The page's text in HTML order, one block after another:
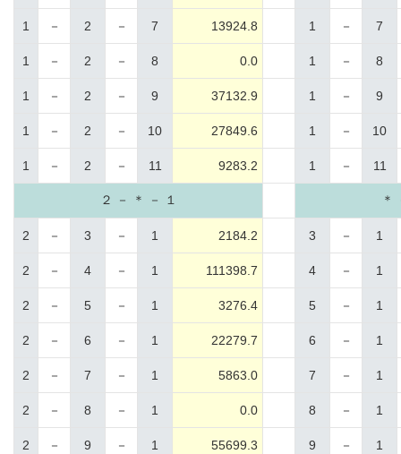
1 － 2 － 7 13924.8 1 － 7
1 － 2 － 8 0.0 1 － 8
1 － 2 － 9 37132.9 1 － 9
1 － 2 － 10 27849.6 1 － 10
1 － 2 － 11 9283.2 1 － 11
２ － ＊ － １ ＊
2 － 3 － 1 2184.2 3 － 1
2 － 4 － 1 111398.7 4 － 1
2 － 5 － 1 3276.4 5 － 1
2 － 6 － 1 22279.7 6 － 1
2 － 7 － 1 5863.0 7 － 1
2 － 8 － 1 0.0 8 － 1
2 － 9 － 1 55699.3 9 － 1